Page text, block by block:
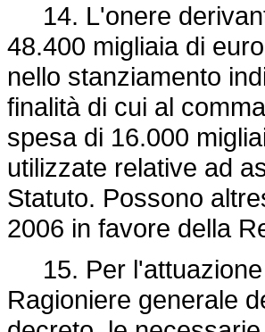
14. L'onere
48.400 migliaia di
nello stanziamento
finalità di cui al
spesa di 16.000
utilizzate relative ad
Statuto. Possono
2006 in favore della
15. Per l'attuazione
Ragioniere generale